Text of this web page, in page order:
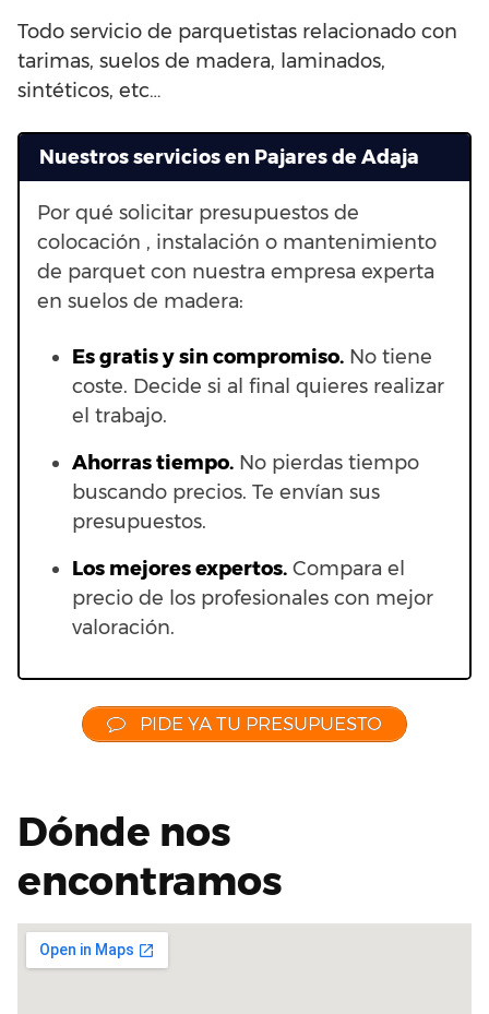
Todo servicio de parquetistas relacionado con
tarimas, suelos de madera, laminados,
sintéticos, etc…
Nuestros servicios en Pajares de Adaja
Por qué solicitar presupuestos de
colocación , instalación o mantenimiento
de parquet con nuestra empresa experta
en suelos de madera:
Es gratis y sin compromiso. No tiene
coste. Decide si al final quieres realizar
el trabajo.
Ahorras tiempo. No pierdas tiempo
buscando precios. Te envían sus
presupuestos.
Los mejores expertos. Compara el
precio de los profesionales con mejor
valoración.
PIDE YA TU PRESUPUESTO
Dónde nos
encontramos